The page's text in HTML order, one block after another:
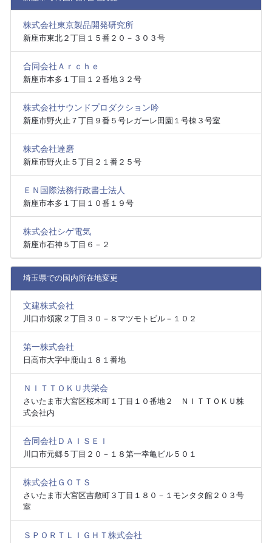
株式会社東京製品開発研究所
新座市東北２丁目１５番２０－３０３号
合同会社Ａｒｃｈｅ
新座市本多１丁目１２番地３２号
株式会社サウンドプロダクション吟
新座市野火止７丁目９番５号レガーレ田園１号棟３号室
株式会社達磨
新座市野火止５丁目２１番２５号
ＥＮ国際法務行政書士法人
新座市本多１丁目１０番１９号
株式会社シゲ電気
新座市石神５丁目６－２
埼玉県での国内所在地変更
文建株式会社
川口市領家２丁目３０－８マツモトビル－１０２
第一株式会社
日高市大字中鹿山１８１番地
ＮＩＴＴＯＫＵ共栄会
さいたま市大宮区桜木町１丁目１０番地２ ＮＩＴＴＯＫＵ株
式会社内
合同会社ＤＡＩＳＥＩ
川口市元郷５丁目２０－１８第一幸亀ビル５０１
株式会社ＧＯＴＳ
さいたま市大宮区吉敷町３丁目１８０－１モンタタ館２０３号
室
ＳＰＯＲＴＬＩＧＨＴ株式会社